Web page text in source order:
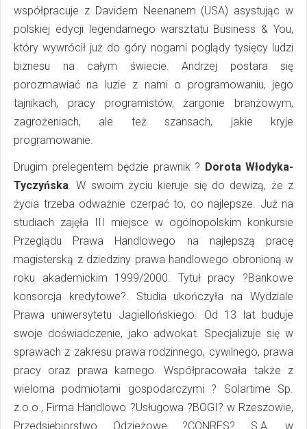
współpracuje z Davidem Neenanem (USA) asystując w
polskiej edycji legendarnego warsztatu Business & You,
który wywrócił już do góry nogami poglądy tysięcy ludzi
biznesu na całym świecie. Andrzej postara się
porozmawiać na luzie z nami o programowaniu, jego
tajnikach, pracy programistów, żargonie branżowym,
zagrożeniach, ale też szansach, jakie kryje
programowanie.
Drugim prelegentem będzie prawnik ? Dorota Włodyka-
Tyczyńska. W swoim życiu kieruje się do dewizą, że z
życia trzeba odważnie czerpać to, co najlepsze. Już na
studiach zajęła III miejsce w ogólnopolskim konkursie
Przeglądu Prawa Handlowego na najlepszą pracę
magisterską z dziedziny prawa handlowego obronioną w
roku akademickim 1999/2000. Tytuł pracy ?Bankowe
konsorcja kredytowe?. Studia ukończyła na Wydziale
Prawa uniwersytetu Jagiellońskiego. Od 13 lat buduje
swoje doświadczenie, jako adwokat. Specjalizuje się w
sprawach z zakresu prawa rodzinnego, cywilnego, prawa
pracy oraz prawa karnego. Współpracowała także z
wieloma podmiotami gospodarczymi ? Solartime Sp.
z.o.o., Firma Handlowo ?Usługowa ?BOGI? w Rzeszowie,
Przedsiębiorstwo Odzieżowe ?CONRES? S.A. w